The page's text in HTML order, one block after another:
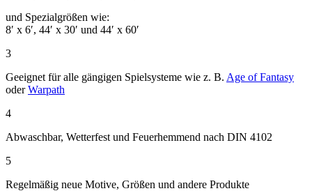
und Spezialgrößen wie:
8′ x 6′, 44′ x 30′ und 44′ x 60′
3
Geeignet für alle gängigen Spielsysteme wie z. B. Age of Fantasy
oderWarpath
4
Abwaschbar, Wetterfest und Feuerhemmend nach DIN 4102
5
Regelmäßig neue Motive, Größen und andere Produkte